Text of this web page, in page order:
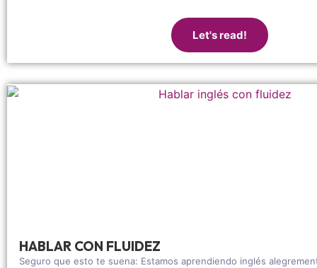
Let's read!
HABLAR CON FLUIDEZ
Seguro que esto te suena: Estamos aprendiendo inglés